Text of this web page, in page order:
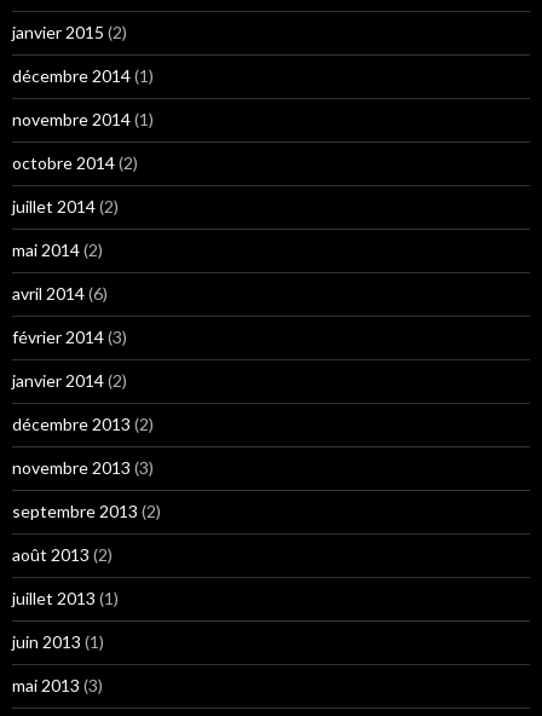
janvier 2015 (2)
décembre 2014(1)
novembre 2014(1)
octobre 2014(2)
juillet 2014(2)
mai 2014(2)
avril 2014(6)
février 2014(3)
janvier 2014(2)
décembre 2013 (2)
novembre 2013 (3)
septembre 2013 (2)
août 2013 (2)
juillet 2013 (1)
juin 2013 (1)
mai 2013 (3)